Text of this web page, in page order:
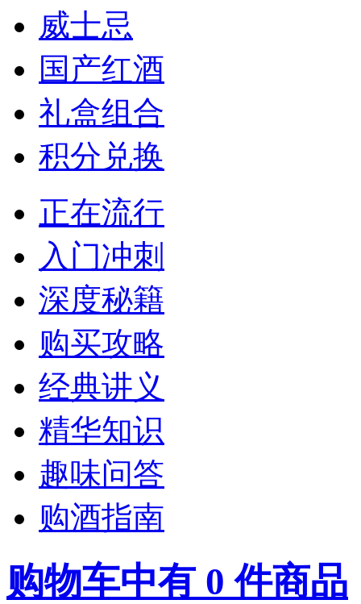
威士忌
国产红酒
礼盒组合
积分兑换
正在流行
入门冲刺
深度秘籍
购买攻略
经典讲义
精华知识
趣味问答
购酒指南
购物车中有 0 件商品